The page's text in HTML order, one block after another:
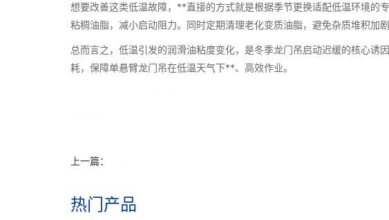
想要改善这类低温故障，**直接的方式就是根据季节更换适配低温环境的
粘稠油脂，减小启动阻力。同时定期清理老化变质油脂，避免杂质堆积加
总而言之，低温引发的润滑油粘度变化，是冬季龙门吊启动迟缓的核心
耗，保障单悬臂龙门吊在低温天气下**、高效作业。
上一篇：
热门产品